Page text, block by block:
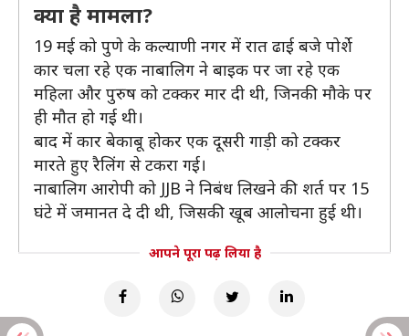
क्या है मामला?
19 मई को पुणे के कल्याणी नगर में रात ढाई बजे पोर्शे
कार चला रहे एक नाबालिग ने बाइक पर जा रहे एक
महिला और पुरुष को टक्कर मार दी थी, जिनकी मौके पर
ही मौत हो गई थी।
बाद में कार बेकाबू होकर एक दूसरी गाड़ी को टक्कर
मारते हुए रैलिंग से टकरा गई।
नाबालिग आरोपी को JJB ने निबंध लिखने की शर्त पर 15
घंटे में जमानत दे दी थी, जिसकी खूब आलोचना हुई थी।
आपने पूरा पढ़ लिया है